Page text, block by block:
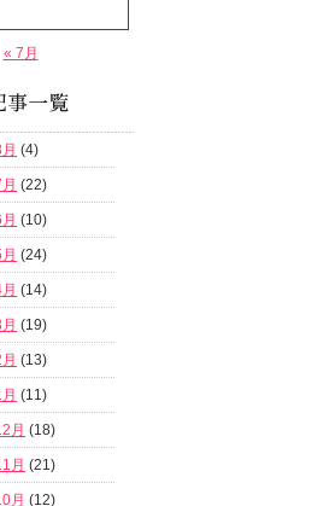
« 7月
(4)
(22)
(10)
(24)
(14)
(19)
(13)
(11)
月 (18)
月 (21)
月 (12)